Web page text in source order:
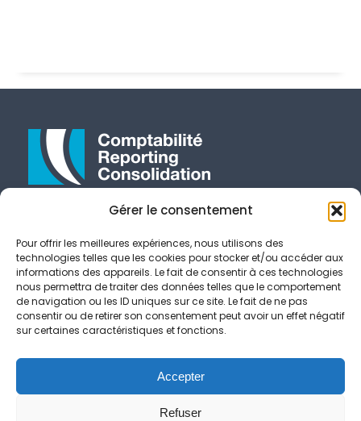
Gérer le consentement
Pour offrir les meilleures expériences, nous utilisons des
technologies telles que les cookies pour stocker et/ou accéder aux
informations des appareils. Le fait de consentir à ces technologies
nous permettra de traiter des données telles que le comportement
de navigation ou les ID uniques sur ce site. Le fait de ne pas
consentir ou de retirer son consentement peut avoir un effet négatif
sur certaines caractéristiques et fonctions.
Accepter
Refuser
Suivez-Nous
PARIS
93 Rue de Javel 75015 Paris
© CRC Conseil 2016, All Rights Reserved